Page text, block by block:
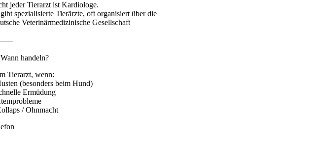
jeder Tierarzt ist Kardiologe.
spezialisierte Tierärzte, oft organisiert über die
Veterinärmedizinische Gesellschaft
handeln?
Tierarzt, wenn:
(besonders beim Hund)
Ermüdung
/ Ohnmacht